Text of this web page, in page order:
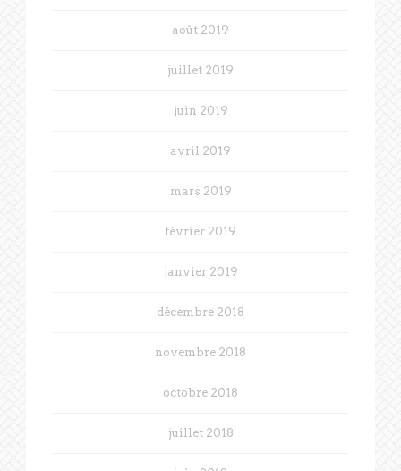
août 2019
juillet 2019
juin 2019
avril 2019
mars 2019
février 2019
janvier 2019
décembre 2018
novembre 2018
octobre 2018
juillet 2018